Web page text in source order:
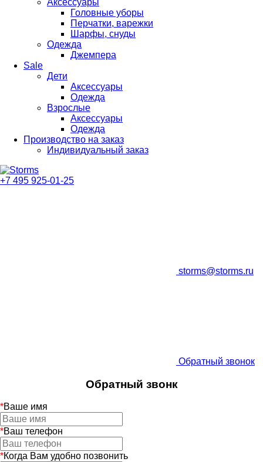
Аксессуары
Головные уборы
Перчатки, варежки
Шарфы, снуды
Одежда
Джемпера
Sale
Дети
Аксессуары
Одежда
Взрослые
Аксессуары
Одежда
Производство на заказ
Индивидуальный заказ
+7 495 925-01-25
storms@storms.ru
Обратный звонок
Обратный звонк
*Ваше имя
*Ваш телефон
*Когда Вам удобно позвонить